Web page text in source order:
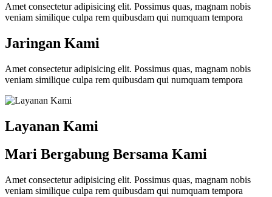
Amet consectetur adipisicing elit. Possimus quas, magnam nobis
veniam similique culpa rem quibusdam qui numquam tempora
Jaringan Kami
Amet consectetur adipisicing elit. Possimus quas, magnam nobis
veniam similique culpa rem quibusdam qui numquam tempora
Layanan Kami
Mari Bergabung Bersama Kami
Amet consectetur adipisicing elit. Possimus quas, magnam nobis
veniam similique culpa rem quibusdam qui numquam tempora